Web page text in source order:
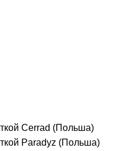
Сerrad (Польша)
Paradyz (Польша)